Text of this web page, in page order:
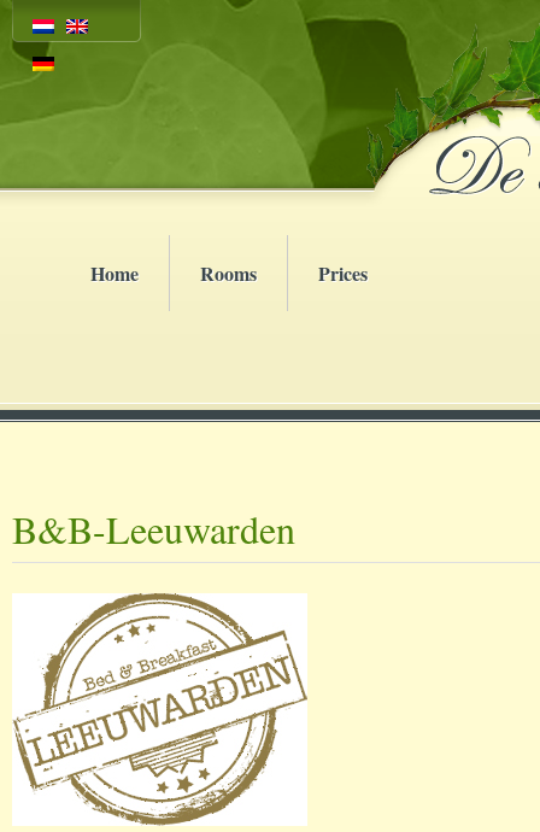
Home Rooms Prices
B&B-Leeuwarden